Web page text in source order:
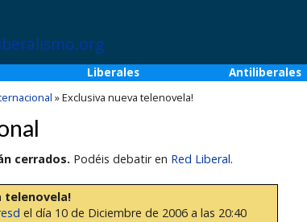
Liberales Antiliberales
»Exclusiva nueva telenovela!
cerrados. Podéis debatir en Red Liberal.
telenovela!
el día 10 de Diciembre de 2006 a las 20:40